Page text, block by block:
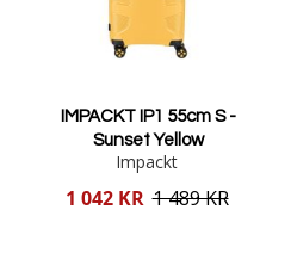
IMPACKT IP1 55cm S -
Sunset Yellow
Impackt
Reducerat
1 042 KR 1 489 KR